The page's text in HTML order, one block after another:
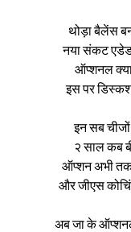
थोड़ा बैलेंस
नया संकट
ऑप्शनल
इस पर
इन सब
२ साल कब
ऑप्शन अभी तक
और जीएस
अब जा के